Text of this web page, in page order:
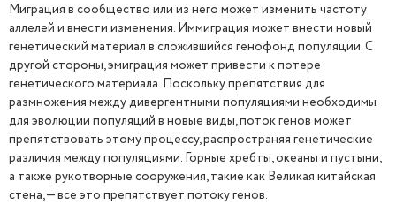
Миграция в сообщество или из него может изменить частоту
аллелей и внести изменения. Иммиграция может внести новый
генетический материал в сложившийся генофонд популяции. С
другой стороны, эмиграция может привести к потере
генетического материала. Поскольку препятствия для
размножения между дивергентными популяциями необходимы
для эволюции популяций в новые виды, поток генов может
препятствовать этому процессу, распространяя генетические
различия между популяциями. Горные хребты, океаны и пустыни,
а также рукотворные сооружения, такие как Великая китайская
стена, — все это препятствует потоку генов.